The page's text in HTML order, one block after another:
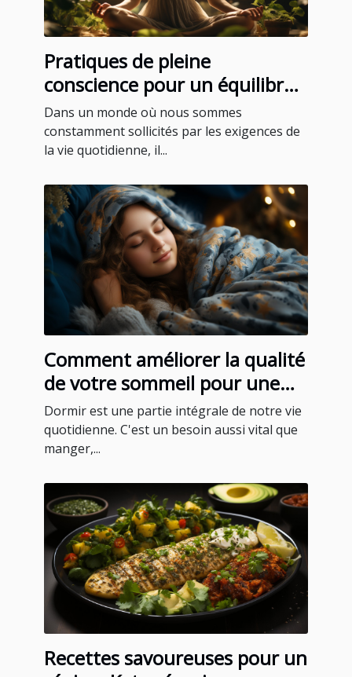
Pratiques de pleine
conscience pour un équilibre
quotidien
Dans un monde où nous sommes
constamment sollicités par les exigences de
la vie quotidienne, il...
Comment améliorer la qualité
de votre sommeil pour une
meilleure santé
Dormir est une partie intégrale de notre vie
quotidienne. C'est un besoin aussi vital que
manger,...
Recettes savoureuses pour un